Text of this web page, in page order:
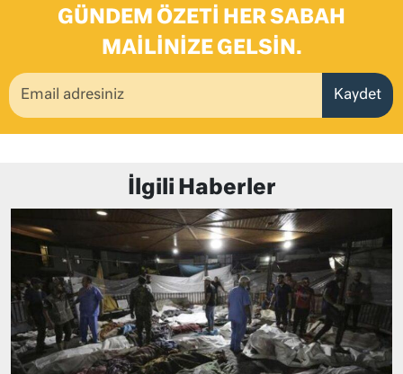
GÜNDEM ÖZETI HER SABAH
MAILINIZE GELSIN.
Kaydet
İlgili Haberler